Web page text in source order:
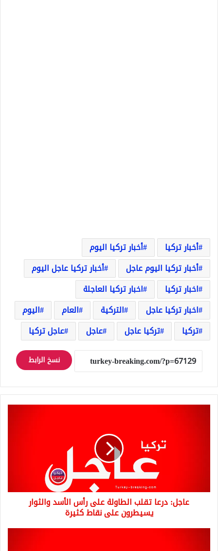
أخبار تركيا
أخبار تركيا اليوم
أخبار تركيا اليوم عاجل
أخبار تركيا عاجل اليوم
اخبار تركيا
اخبار تركيا العاجلة
اخبار تركيا عاجل
التركية العام
اليوم
تركيا
تركيا عاجل عاجل عاجل تركيا
نسخ الرابط
يسيطرون
عاجل: درعا تقلب الطاولة على رأس الأسد والثوار
يسيطرون على نقاط كثيرة